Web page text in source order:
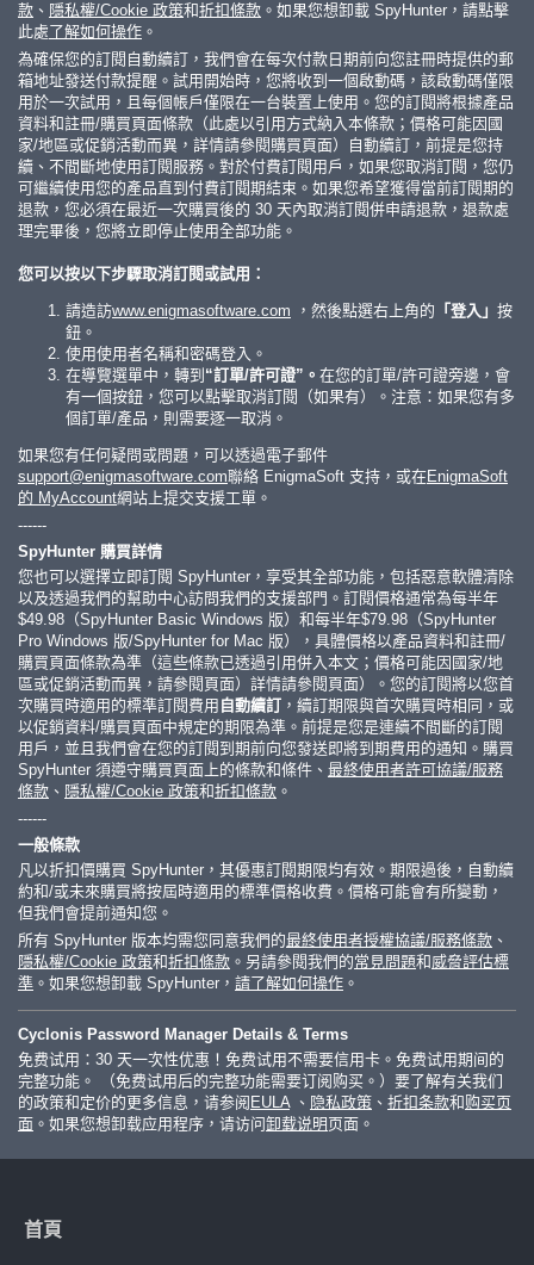
款 、 隱私權/Cookie 政策和折扣條款 。如果您想卸載 SpyHunter，請點擊
此處了解如何操作 。
為確保您的訂閱自動續訂，我們會在每次付款日期前向您註冊時提供的郵
箱地址發送付款提醒。試用開始時，您將收到一個啟動碼，該啟動碼僅限
用於一次試用，且每個帳戶僅限在一台裝置上使用。您的訂閱將根據產品
資料和註冊/購買頁面條款（此處以引用方式納入本條款；價格可能因國
家/地區或促銷活動而異，詳情請參閱購買頁面）自動續訂，前提是您持
續、不間斷地使用訂閱服務。對於付費訂閱用戶，如果您取消訂閱，您仍
可繼續使用您的產品直到付費訂閱期結束。如果您希望獲得當前訂閱期的
退款，您必須在最近一次購買後的 30 天內取消訂閱併申請退款，退款處
理完畢後，您將立即停止使用全部功能。
您可以按以下步驟取消訂閱或試用：
請造訪www.enigmasoftware.com ，然後點選右上角的 「登入」 按
鈕。
使用使用者名稱和密碼登入。
在導覽選單中，轉到 “訂單/許可證”。 在您的訂單/許可證旁邊，會
有一個按鈕，您可以點擊取消訂閱（如果有）。注意：如果您有多
個訂單/產品，則需要逐一取消。
如果您有任何疑問或問題，可以透過電子郵件
support@enigmasoftware.com聯絡 EnigmaSoft 支持，或在EnigmaSoft
的 MyAccount網站上提交支援工單。
------
SpyHunter 購買詳情
您也可以選擇立即訂閱 SpyHunter，享受其全部功能，包括惡意軟體清除
以及透過我們的幫助中心訪問我們的支援部門。訂閱價格通常為每半年
$49.98 （SpyHunter Basic Windows 版）和每半年$79.98 （SpyHunter
Pro Windows 版/SpyHunter for Mac 版），具體價格以產品資料和註冊/
購買頁面條款為準（這些條款已透過引用併入本文；價格可能因國家/地
區或促銷活動而異，請參閱頁面）詳情請參閱頁面）。您的訂閱將以您首
次購買時適用的標準訂閱費用 自動續訂 ，續訂期限與首次購買時相同，或
以促銷資料/購買頁面中規定的期限為準。前提是您是連續不間斷的訂閱
用戶，並且我們會在您的訂閱到期前向您發送即將到期費用的通知。購買
SpyHunter 須遵守購買頁面上的條款和條件、 最終使用者許可協議/服務
條款 、 隱私權/Cookie 政策和折扣條款 。
------
一般條款
凡以折扣價購買 SpyHunter，其優惠訂閱期限均有效。期限過後，自動續
約和/或未來購買將按屆時適用的標準價格收費。價格可能會有所變動，
但我們會提前通知您。
所有 SpyHunter 版本均需您同意我們的最終使用者授權協議/服務條款 、
隱私權/Cookie 政策和折扣條款 。另請參閱我們的常見問題和 威脅評估標
準 。如果您想卸載 SpyHunter， 請了解如何操作 。
Cyclonis Password Manager Details & Terms
免费试用：30 天一次性优惠！免费试用不需要信用卡。免费试用期间的
完整功能。 （免费试用后的完整功能需要订阅购买。）要了解有关我们
的政策和定价的更多信息，请参阅 EULA、 隐私政策 、 折扣条款和 购买页
面 。如果您想卸载应用程序，请访问卸载说明 页面。
首頁